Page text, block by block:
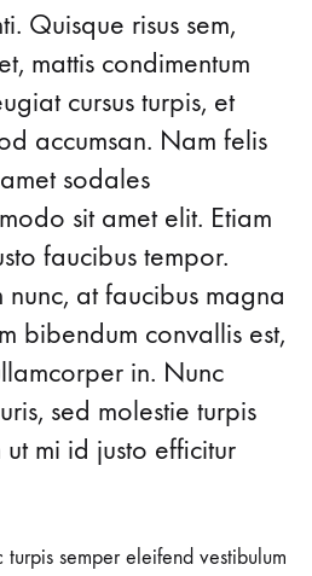
AT
LONDON
FASHION
WEEK
Quisque risus sem,
mattis condimentum
cursus turpis, et
accumsan. Nam felis
sodales
sit amet elit. Etiam
faucibus tempor.
at faucibus magna
bibendum convallis est,
in. Nunc
sed molestie turpis
mi id justo efficitur
semper eleifend vestibulum